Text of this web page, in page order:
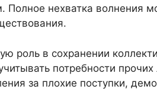
нехватка волнения
роль в сохранении
потребности
за плохие поступки,